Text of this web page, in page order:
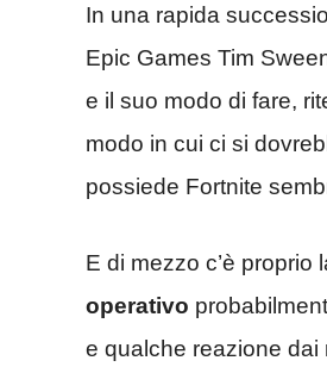
In una rapida
Epic Games Tim
e il suo modo di fare,
modo in cui ci si
possiede Fortnite
E di mezzo c’è
operativo
e qualche reazione dai